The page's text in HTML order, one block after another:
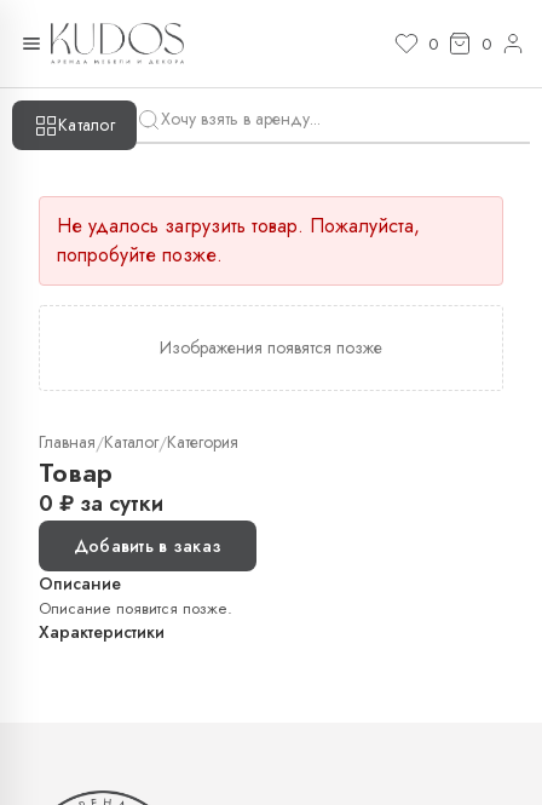
0 0
Каталог
Не удалось загрузить товар. Пожалуйста,
попробуйте позже.
Изображения появятся позже
Главная/Каталог/Категория
Товар
0 ₽ за сутки
Добавить в заказ
Описание
Описание появится позже.
Характеристики